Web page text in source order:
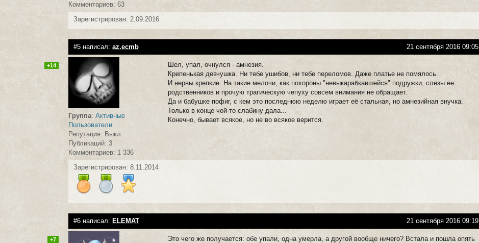
Комментариев: 63
Зарегистрирован: 2.09.2016
#5 написал:az.ecmb 21 сентября 2016 09:05
+14
Группа:Активные
Пользователи
Репутация: Выкл.
Публикаций: 3
Комментариев: 1 336
Шел, упал, очнулся - амнезия.
Крепенькая девчушка. Ни тебе ушибов, ни тебе переломов. Даже платье не помялось.
И нервы крепкие. На такие мелочи, как похороны "невыкарабкавшейся" подружки, слезы ее
родственников и прочую трагическую чепуху совсем внимания не обращает.
Да и бабушке пофиг, с кем это последнюю неделю играет её стальная, но амнезийная внучка.
Только в конце чой-то слабину дала...
Конечно, бывает всякое, но не во всякое верится.
Зарегистрирован: 8.11.2014
#6 написал: ELEMAT 21 сентября 2016 09:19
+7
Это чего же получается: обе упали, одна умерла, а другой вообще ничего? Встала и пошла опять